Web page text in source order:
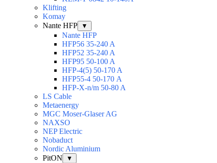
Klifting
Komay
Nante HFP
▼
Nante HFP
HFP56 35-240 A
HFP52 35-240 A
HFP95 50-100 A
HFP-4(5) 50-170 A
HFP55-4 50-170 А
HFP-X-n/m 50-80 A
LS Cable
Metaenergy
MGC Moser-Glaser AG
NAXSO
NEP Electric
Nobaduct
Nordic Aluminium
PitON
▼